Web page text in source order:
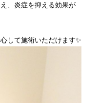
、炎症を抑える効果が
して施術いただけます✨